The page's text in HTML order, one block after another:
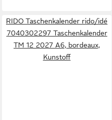
RIDO Taschenkalender rido/idé
7040302297 Taschenkalender
TM 12 2027 A6, bordeaux,
Kunstoff